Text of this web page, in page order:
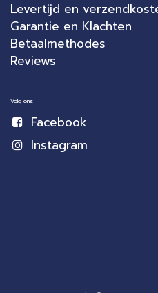
Levertijd en
Garantie en Klachten
Betaalmethodes
Reviews
Volg ons
Facebook
Instagram